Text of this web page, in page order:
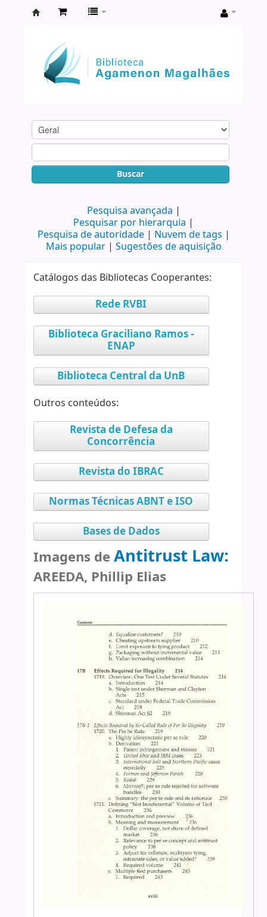
Agamenon
Magalhães
Buscar
Pesquisa avançada
Pesquisar por hierarquia
Pesquisa de autoridade
Nuvem de tags
Mais popular
Sugestões de aquisição
Catálogos das Bibliotecas Cooperantes:
Rede RVBI
Biblioteca Graciliano Ramos -
ENAP
Biblioteca Central da UnB
Outros conteúdos:
Revista de Defesa da
Concorrência
Revista do IBRAC
Normas Técnicas ABNT e ISO
Bases de Dados
Imagens de Antitrust Law:
AREEDA, Phillip Elias